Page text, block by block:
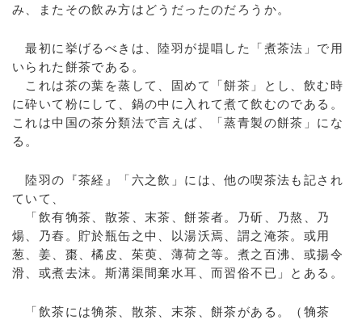
み、またその飲み方はどうだったのだろうか。
最初に挙げるべきは、陸羽が提唱した「煮茶法」で用
いられた餅茶である。
これは茶の葉を蒸して、固めて「餅茶」とし、飲む時
に砕いて粉にして、鍋の中に入れて煮て飲むのである。
これは中国の茶分類法で言えば、「蒸青製の餅茶」にな
る。
陸羽の『茶経』「六之飲」には、他の喫茶法も記され
ていて、
「飲有觕茶、散茶、末茶、餅茶者。乃斫、乃熬、乃
煬、乃舂。貯於瓶缶之中、以湯沃焉、謂之淹茶。或用
葱、姜、棗、橘皮、茱萸、薄荷之等。煮之百沸、或揚令
滑、或煮去沫。斯溝渠間棄水耳、而習俗不已」とある。
「飲茶には觕茶、散茶、末茶、餅茶がある。（觕茶